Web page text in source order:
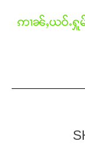
ဢၢၼ်ႇယဝ်ႉ